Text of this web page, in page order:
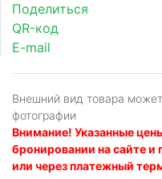
Поделиться
QR-код
E-mail
Внешний вид товара
фотографии
Внимание! Указанные
бронировании на сайте и
или через платежный